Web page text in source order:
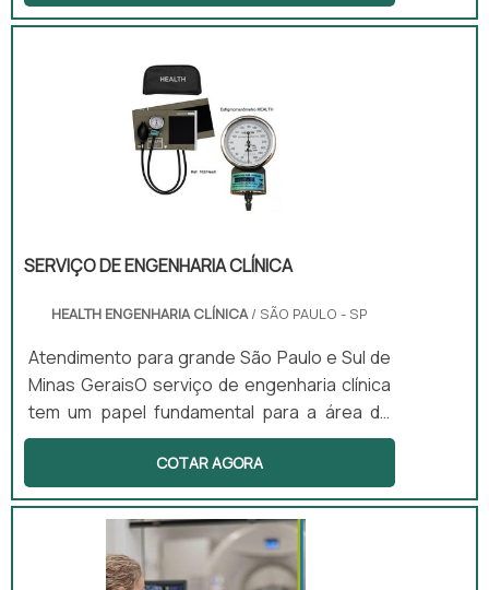
medidores de pressão, independentemente
adquirir um erro de medição. Por esse
motivo, é importante calibrar o medidor de
pressão.Conheça mais sobre o serviço de
calibragemO serviço de calibração visa
corrigir a falha do aparelho durante sua
SERVIÇO DE ENGENHARIA CLÍNICA
HEALTH ENGENHARIA CLÍNICA/ SÃO PAULO - SP
Atendimento para grande São Paulo e Sul de
Minas GeraisO serviço de engenharia clínica
tem um papel fundamental para a área de
saúde, já que é o responsável por oferecer
vários produtos e serviços para todos os
estabelecimentos clínicos que utilizam
destes equipamentos para realização de
diversos exames, como por exemplo, clínicas
e hospitais.As empresas dessa área podem
COTAR AGORA